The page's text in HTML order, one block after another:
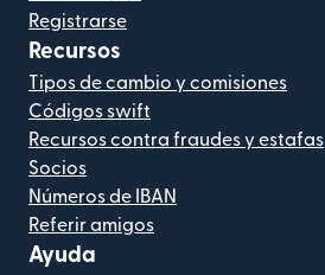
Registrarse
Recursos
Tipos de cambio y comisiones
Códigos swift
Recursos contra fraudes y estafas
Socios
Números de IBAN
Referir amigos
Ayuda